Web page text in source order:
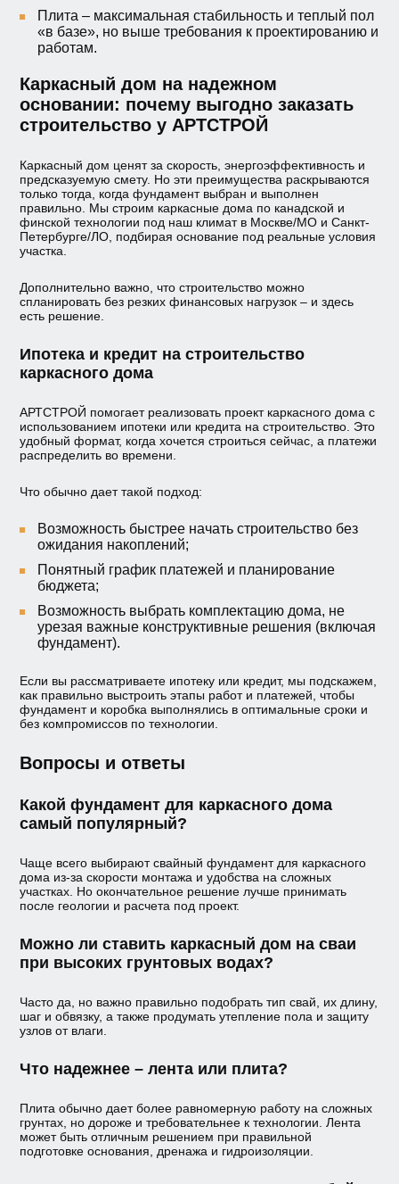
Плита – максимальная стабильность и теплый пол
«в базе», но выше требования к проектированию и
работам.
Каркасный дом на надежном
основании: почему выгодно заказать
строительство у АРТСТРОЙ
Каркасный дом ценят за скорость, энергоэффективность и
предсказуемую смету. Но эти преимущества раскрываются
только тогда, когда фундамент выбран и выполнен
правильно. Мы строим каркасные дома по канадской и
финской технологии под наш климат в Москве/МО и Санкт-
Петербурге/ЛО, подбирая основание под реальные условия
участка.
Дополнительно важно, что строительство можно
спланировать без резких финансовых нагрузок – и здесь
есть решение.
Ипотека и кредит на строительство
каркасного дома
АРТСТРОЙ помогает реализовать проект каркасного дома с
использованием ипотеки или кредита на строительство. Это
удобный формат, когда хочется строиться сейчас, а платежи
распределить во времени.
Что обычно дает такой подход:
Возможность быстрее начать строительство без
ожидания накоплений;
Понятный график платежей и планирование
бюджета;
Возможность выбрать комплектацию дома, не
урезая важные конструктивные решения (включая
фундамент).
Если вы рассматриваете ипотеку или кредит, мы подскажем,
как правильно выстроить этапы работ и платежей, чтобы
фундамент и коробка выполнялись в оптимальные сроки и
без компромиссов по технологии.
Вопросы и ответы
Какой фундамент для каркасного дома
самый популярный?
Чаще всего выбирают свайный фундамент для каркасного
дома из-за скорости монтажа и удобства на сложных
участках. Но окончательное решение лучше принимать
после геологии и расчета под проект.
Можно ли ставить каркасный дом на сваи
при высоких грунтовых водах?
Часто да, но важно правильно подобрать тип свай, их длину,
шаг и обвязку, а также продумать утепление пола и защиту
узлов от влаги.
Что надежнее – лента или плита?
Плита обычно дает более равномерную работу на сложных
грунтах, но дороже и требовательнее к технологии. Лента
может быть отличным решением при правильной
подготовке основания, дренажа и гидроизоляции.